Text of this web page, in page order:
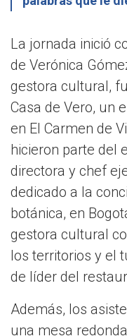
La jornada inició
de Verónica
gestora cultural,
Casa de Vero, un
en El Carmen de
hicieron parte del
directora y chef
dedicado a la
botánica, en
gestora cultural
los territorios y el
de líder del
Además, los
una mesa